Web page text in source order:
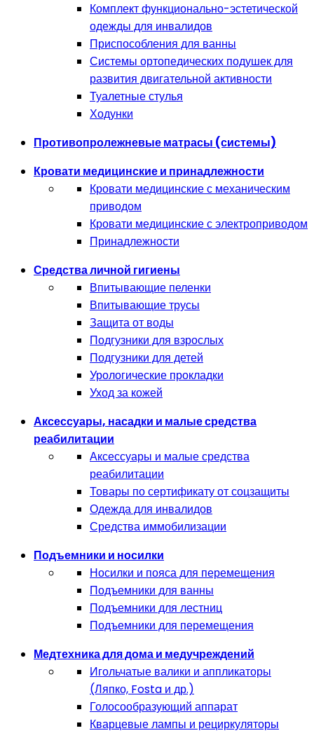
Комплект функционально-эстетической
одежды для инвалидов
Приспособления для ванны
Системы ортопедических подушек для
развития двигательной активности
Туалетные стулья
Ходунки
Противопролежневые матрасы (системы)
Кровати медицинские и принадлежности
Кровати медицинские с механическим
приводом
Кровати медицинские с электроприводом
Принадлежности
Средства личной гигиены
Впитывающие пеленки
Впитывающие трусы
Защита от воды
Подгузники для взрослых
Подгузники для детей
Урологические прокладки
Уход за кожей
Аксессуары, насадки и малые средства
реабилитации
Аксессуары и малые средства
реабилитации
Товары по сертификату от соцзащиты
Одежда для инвалидов
Средства иммобилизации
Подъемники и носилки
Носилки и пояса для перемещения
Подъемники для ванны
Подъемники для лестниц
Подъемники для перемещения
Медтехника для дома и медучреждений
Игольчатые валики и аппликаторы
(Ляпко, Fosta и др.)
Голосообразующий аппарат
Кварцевые лампы и рециркуляторы